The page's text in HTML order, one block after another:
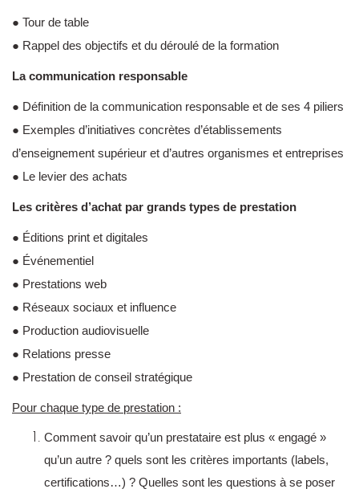
● Tour de table
● Rappel des objectifs et du déroulé de la formation
La communication responsable
● Définition de la communication responsable et de ses 4 piliers
● Exemples d’initiatives concrètes d’établissements
d’enseignement supérieur et d’autres organismes et entreprises
● Le levier des achats
Les critères d’achat par grands types de prestation
● Éditions print et digitales
● Événementiel
● Prestations web
● Réseaux sociaux et influence
● Production audiovisuelle
● Relations presse
● Prestation de conseil stratégique
Pour chaque type de prestation :
Comment savoir qu’un prestataire est plus « engagé »
qu’un autre ? quels sont les critères importants (labels,
certifications…) ? Quelles sont les questions à se poser